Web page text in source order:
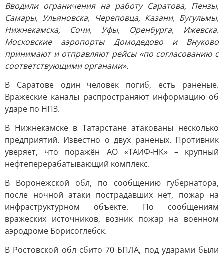
Вводили ограничения на работу Саратова, Пензы,
Самары, Ульяновска, Череповца, Казани, Бугульмы,
Нижнекамска, Сочи, Уфы, Оренбурга, Ижевска.
Московские аэропорты Домодедово и Внуково
принимают и отправляют рейсы «по согласованию с
соответствующими органами».
В Саратове один человек погиб, есть раненые.
Вражеские каналы распространяют информацию об
ударе по НПЗ.
В Нижнекамске в Татарстане атакованы несколько
предприятий. Известно о двух раненых. Противник
уверяет, что поражён АО «ТАИФ-НК» – крупный
нефтеперерабатывающий комплекс.
В Воронежской обл, по сообщению губернатора,
после ночной атаки пострадавших нет, пожар на
инфраструктурном объекте. По сообщениям
вражеских источников, возник пожар на военном
аэродроме Борисоглебск.
В Ростовской обл сбито 70 БПЛА, под ударами были